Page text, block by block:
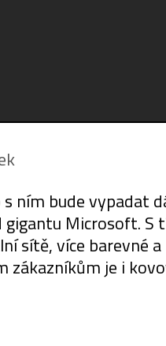
ním bude vypadat
Microsoft. S
sítě, více barevné
zákazníkům je i